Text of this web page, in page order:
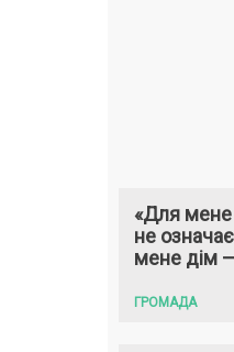
«Для мене
не
мене дім
ГРОМАДА